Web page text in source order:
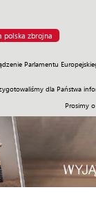
polska zbrojna
Parlamentu
dla Państwa
Prosimy
Polityka Prawo